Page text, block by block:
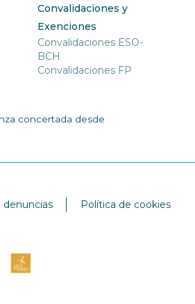
Convalidaciones y
Exenciones
Convalidaciones ESO-
BCH
Convalidaciones FP
concertada desde
denuncias Política de cookies